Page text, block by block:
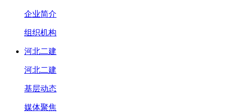
企业简介
组织机构
河北二建
河北二建
基层动态
媒体聚焦